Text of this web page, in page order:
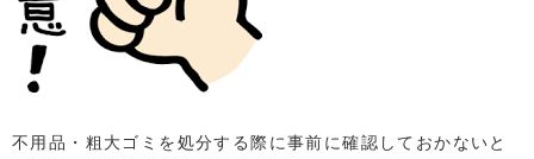
不用品・粗大ゴミを処分する際に事前に確認しておかないと